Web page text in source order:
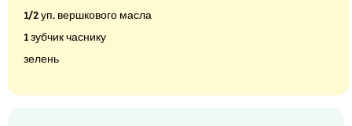
1/2 уп. вершкового масла
1 зубчик часнику
зелень